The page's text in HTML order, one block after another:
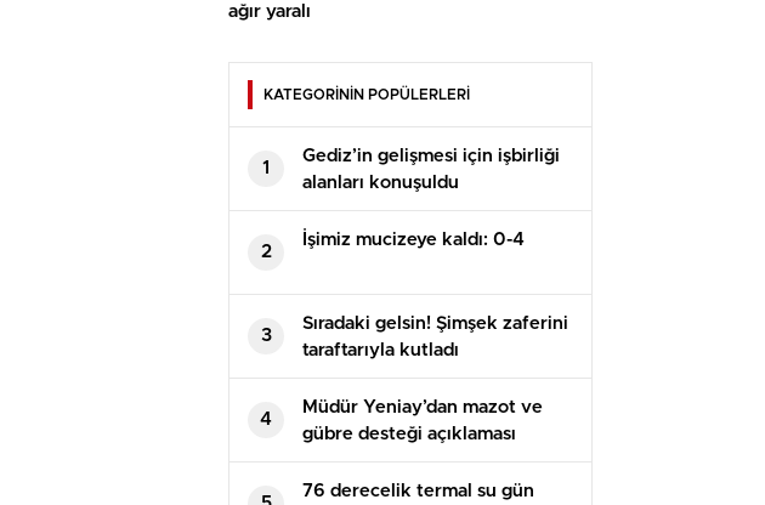
ağır yaralı
KATEGORİNİN POPÜLERLERİ
1
Gediz’in gelişmesi için işbirliği
alanları konuşuldu
2
İşimiz mucizeye kaldı: 0-4
3
Sıradaki gelsin! Şimşek zaferini
taraftarıyla kutladı
4
Müdür Yeniay’dan mazot ve
gübre desteği açıklaması
76 derecelik termal su gün